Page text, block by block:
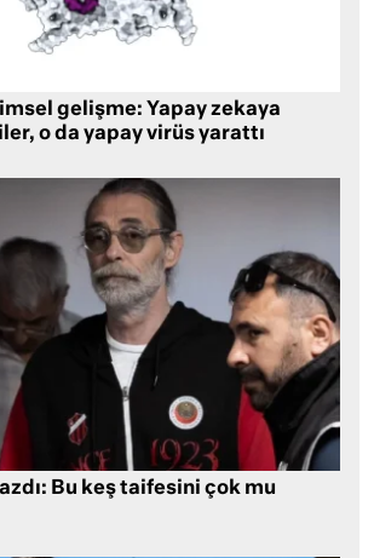
gelişme: Yapay zekaya
o da yapay virüs yarattı
Bu keş taifesini çok mu